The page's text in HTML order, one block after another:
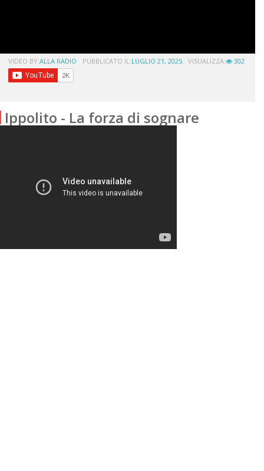
VIDEO BY:ALLA RADIO PUBBLICATO IL:LUGLIO 21, 2025 VISUALIZZA: 302
Ippolito - La forza di sognare